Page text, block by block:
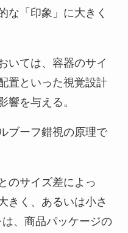
な「印象」に大きく
いては、容器のサイ
置といった視覚設計
響を与える。
ブーフ錯視の原理で
のサイズ差によっ
きく、あるいは小さ
、商品パッケージの